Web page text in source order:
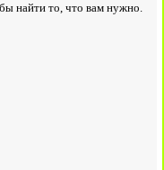
найти то, что вам нужно.